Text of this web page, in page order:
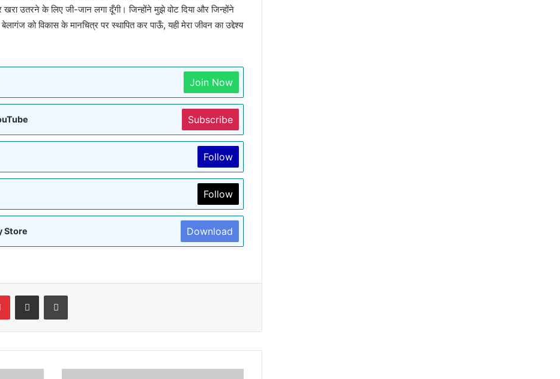
उतरने के लिए जी-जान लगा दूँगी। जिन्होंने मुझे वोट दिया और जिन्होंने
को विकास के मानचित्र पर स्थापित कर पाऊँ, यही मेरा जीवन का उद्देश्य
Join Now
Subscribe
Follow
Follow
Store Download
PinterestShare via Email Print